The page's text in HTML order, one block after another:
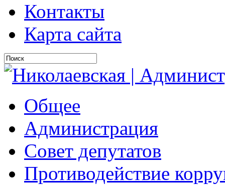
Контакты
Карта сайта
Общее
Администрация
Совет депутатов
Противодействие